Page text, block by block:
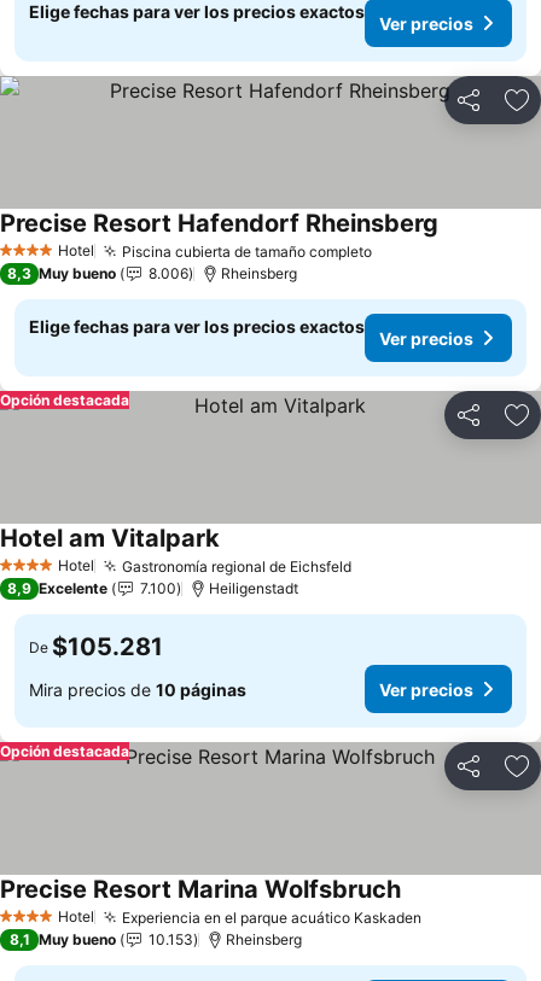
Elige fechas para ver los precios exactos
Ver precios
Compartir
4 EstrellasHotel Piscina cubierta de tamaño completoVer precios
Precise Resort Hafendorf Rheinsberg
8,3 Muy bueno 8.006 Rheinsberg
Elige fechas para ver los precios exactos
Ver precios
Compartir
Opción destacada
4 EstrellasHotel Gastronomía regional de EichsfeldVer precios
Hotel am VitalparkVer precios
8,9 Excelente 7.100 Heiligenstadt
De $105.281
Mira precios de 10 páginas Ver precios
Compartir
Opción destacada
4 EstrellasHotel Experiencia en el parque acuático Kaskaden
Precise Resort Marina WolfsbruchVer precios
8,1 Muy bueno 10.153 Rheinsberg